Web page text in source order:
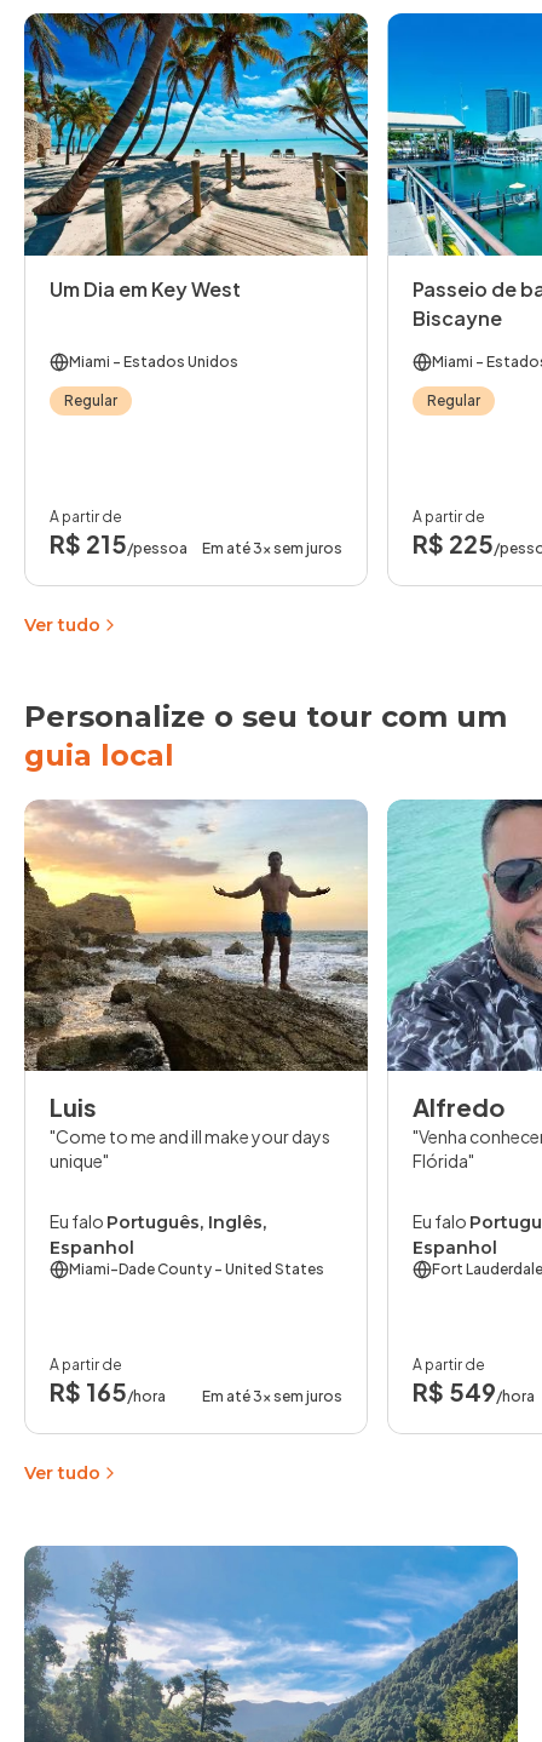
Um Dia em Key West
Miami - Estados Unidos
Regular
A partir de
R$ 215/pessoa Em até 3x sem juros
Passeio de
Biscayne
Miami -
Regular
A partir de
R$ 225/
Ver tudo
Personalize o seu tour com um
guia local
Luis
Come to me and ill make your days
unique
Eu falo Português, Inglês,
Espanhol
Miami-Dade County - United States
A partir de
R$ 165/hora Em até 3x sem juros
Alfredo
Venha
Flórida
Eu falo
Espanhol
Fort Lauderdale
A partir de
R$ 549/hora
Ver tudo